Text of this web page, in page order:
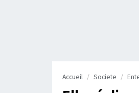
Accueil Societe